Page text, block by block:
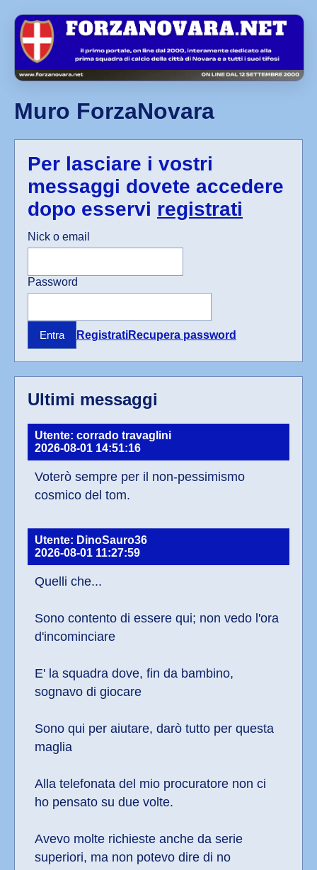
Muro ForzaNovara
Per lasciare i vostri
messaggi dovete accedere
dopo esservi registrati
Nick o email
Password
Entra RegistratiRecupera password
Ultimi messaggi
Utente: corrado travaglini
2026-08-01 14:51:16
Voterò sempre per il non-pessimismo
cosmico del tom.
Utente: DinoSauro36
2026-08-01 11:27:59
Quelli che...
Sono contento di essere qui; non vedo l'ora
d'incominciare
E' la squadra dove, fin da bambino,
sognavo di giocare
Sono qui per aiutare, darò tutto per questa
maglia
Alla telefonata del mio procuratore non ci
ho pensato su due volte.
Avevo molte richieste anche da serie
superiori, ma non potevo dire di no